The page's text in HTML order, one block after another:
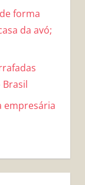
forma
da avó;
empresária